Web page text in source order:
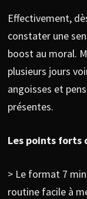
Effectivement,
constater une
boost au moral.
plusieurs jours
angoisses et
présentes.
Les points forts
> Le format 7
routine facile à